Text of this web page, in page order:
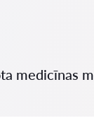
medicīnas